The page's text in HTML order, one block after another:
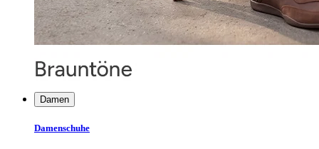
Damen
Damenschuhe